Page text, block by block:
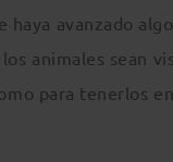
avanzado
animales sean
para tenerlos